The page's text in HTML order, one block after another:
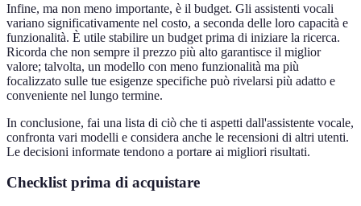
Infine, ma non meno importante, è il budget. Gli assistenti vocali
variano significativamente nel costo, a seconda delle loro capacità e
funzionalità. È utile stabilire un budget prima di iniziare la ricerca.
Ricorda che non sempre il prezzo più alto garantisce il miglior
valore; talvolta, un modello con meno funzionalità ma più
focalizzato sulle tue esigenze specifiche può rivelarsi più adatto e
conveniente nel lungo termine.
In conclusione, fai una lista di ciò che ti aspetti dall'assistente vocale,
confronta vari modelli e considera anche le recensioni di altri utenti.
Le decisioni informate tendono a portare ai migliori risultati.
Checklist prima di acquistare